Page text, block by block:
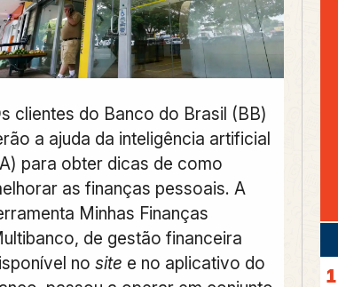
clientes do Banco do Brasil (BB)
a ajuda da inteligência artificial
para obter dicas de como
as finanças pessoais. A
Minhas Finanças
de gestão financeira
no site e no aplicativo do